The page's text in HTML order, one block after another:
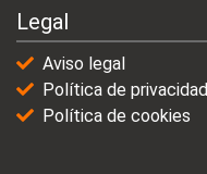
Legal
Aviso legal
Política de privacidad
Política de cookies